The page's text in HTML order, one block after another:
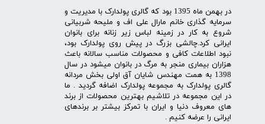
در بهمن ماه 1395 بود که گالری پولدارک با مدیریت و
سرمایه گذاری خانم مارال علی اف و ملیحه شربیانی
شروع به کار در زمینه لباس زیر زنانه برای بانوان
ایرانی کرد.چالشی بزرگ در پیش روی پولدارک بود،
نبود اطلاعات کافی و محصولات مناسب سالانه باعث
هزاران بیماری منجر به مرگ در بانوان میشود در سال
1398 به همت مهندس شایان آق اولی بخش مردانه
گالری پولدارک به مجموعه پولدارک اضافه گردید . ما
در این مجموعه در تلاشیم بهترین محصولات از برند
های معروف دنیا و ایران با تمرکز بیشتر بر برندهای
ایرانی را عرضه کنیم .​​​​​​​